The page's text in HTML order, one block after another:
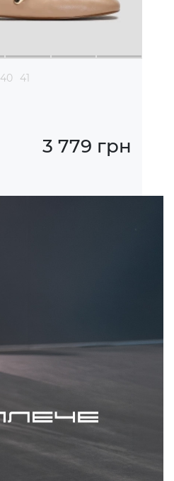
40 41
3 779 грн